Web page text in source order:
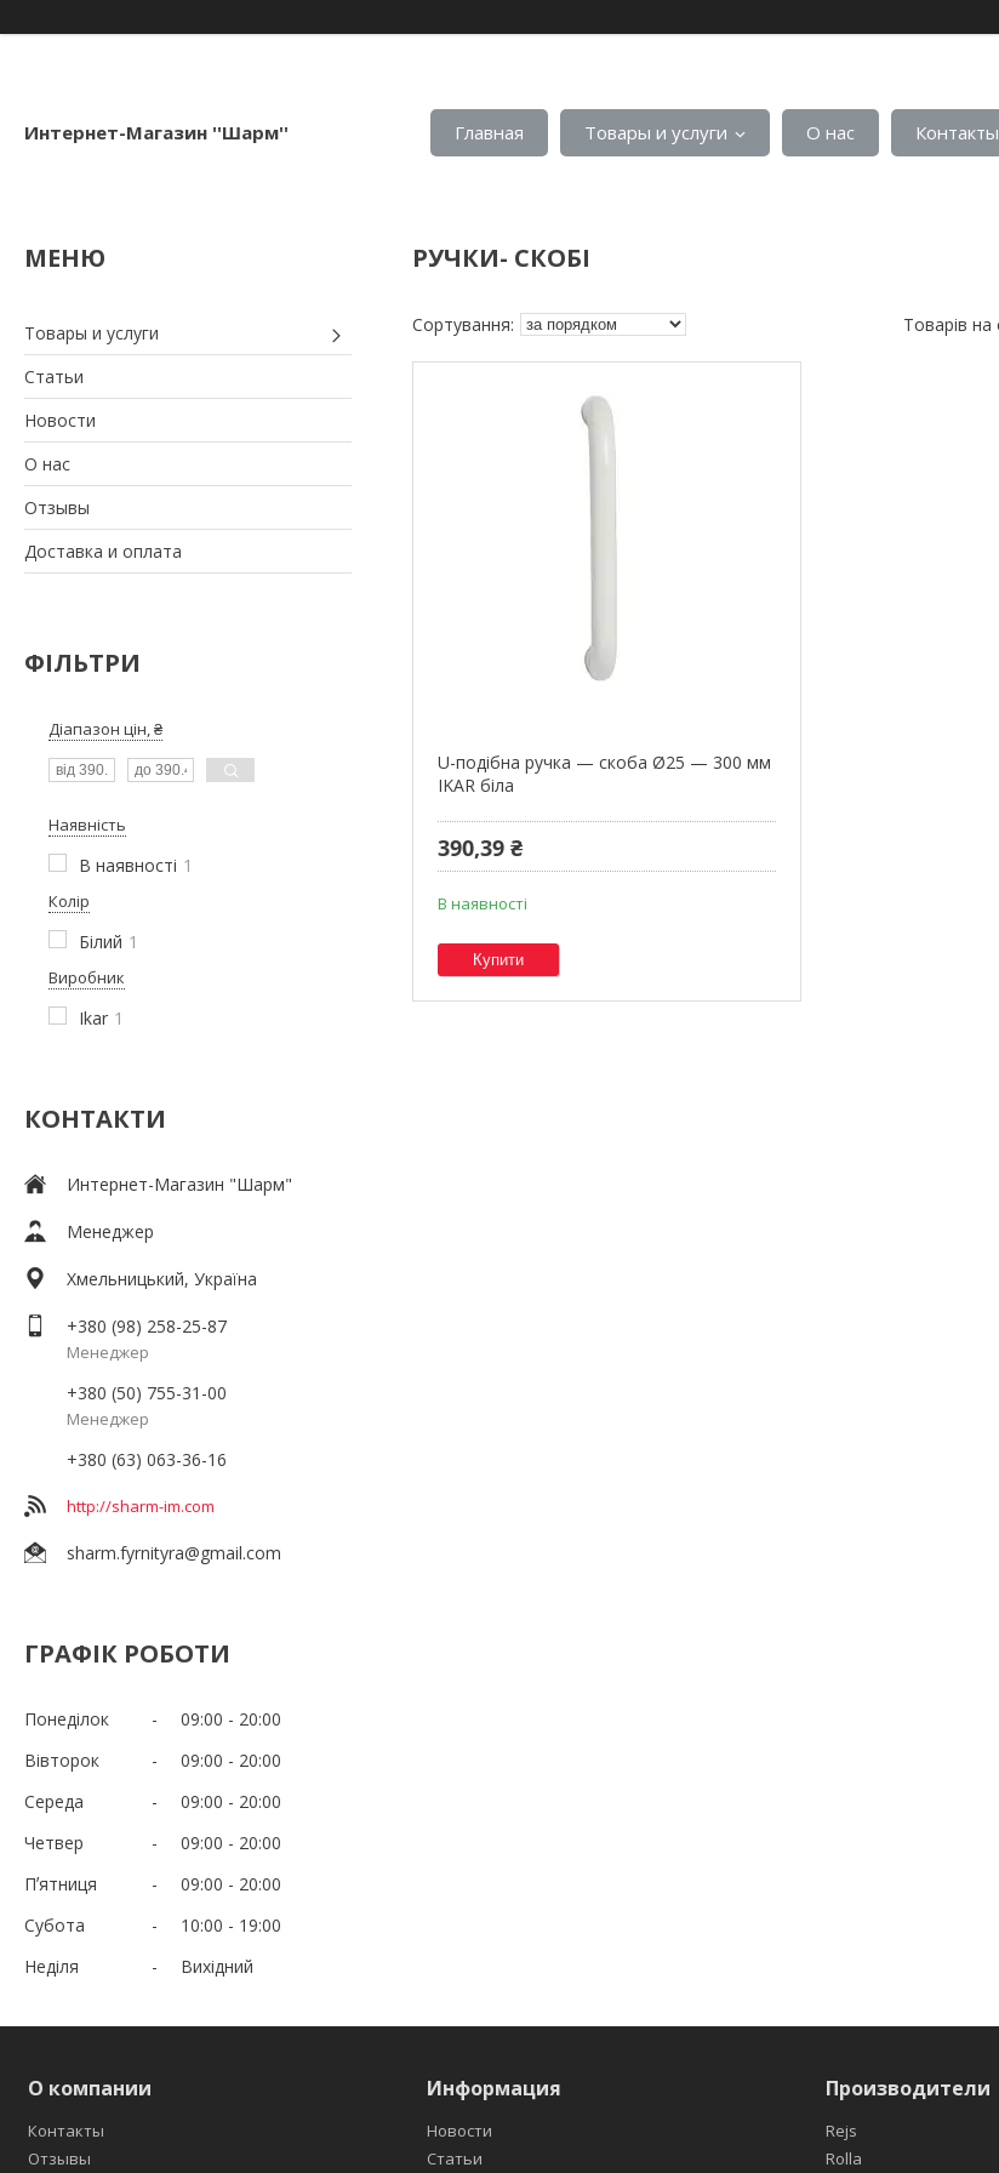
Интернет-Магазин ''Шарм'' Главная Товары и услуги О нас Контакты
Товары и услуги
Статьи
Новости
О нас
Отзывы
Доставка и оплата
ФІЛЬТРИ
Діапазон цін, ₴
Наявність
В наявності 1
Колір
Білий 1
Виробник
Ikar 1
КОНТАКТИ
Интернет-Магазин "Шарм"
Менеджер
Хмельницький, Україна
+380 (98) 258-25-87
Менеджер
+380 (50) 755-31-00
Менеджер
+380 (63) 063-36-16
http://sharm-im.com
sharm.fyrnityra@gmail.com
ГРАФІК РОБОТИ
Понеділок 09:00
20:00
Вівторок
09:00
20:00
Середа
09:00
20:00
Четвер
09:00
20:00
Пʼятниця
09:00
20:00
Субота
10:00
19:00
Неділя
Вихідний
РУЧКИ- СКОБІ
U-подібна ручка — скоба Ø25 — 300 мм
IKAR біла
390,39 ₴
В наявності
Купити
О компании
Контакты
Отзывы
Информация
Новости
Статьи
Производители
Rejs
Rolla